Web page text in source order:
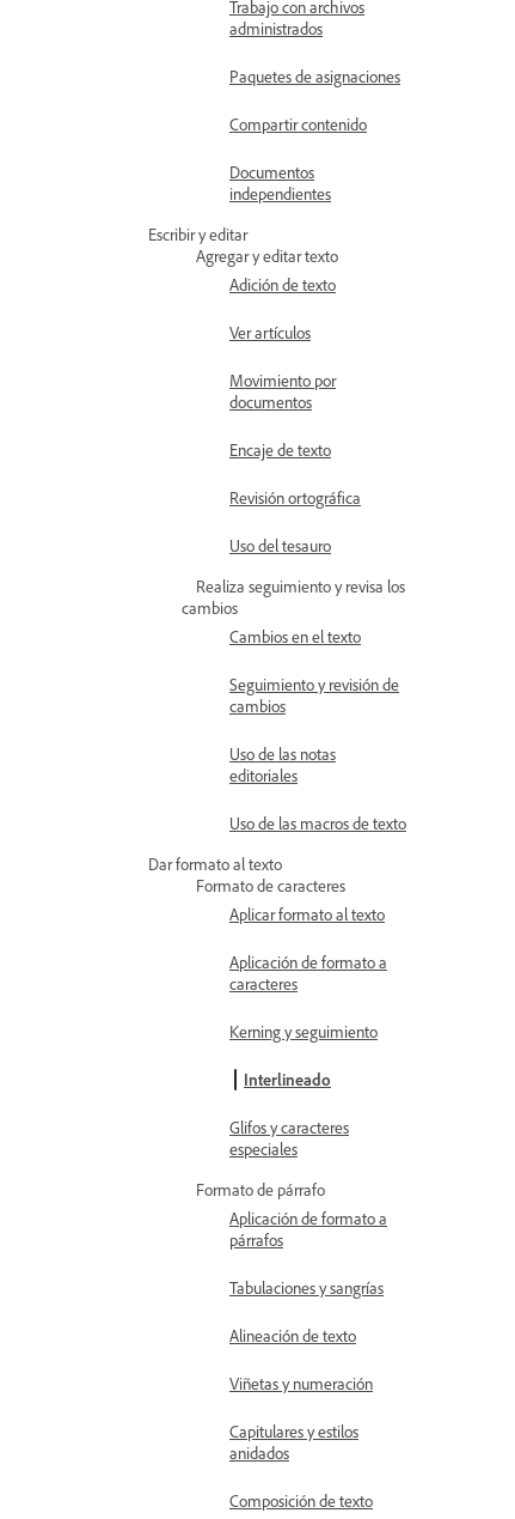
Trabajo con archivos
administrados
Paquetes de asignaciones
Compartir contenido
Documentos
independientes
Escribir y editar
Agregar y editar texto
Adición de texto
Ver artículos
Movimiento por
documentos
Encaje de texto
Revisión ortográfica
Uso del tesauro
Realiza seguimiento y revisa los
cambios
Cambios en el texto
Seguimiento y revisión de
cambios
Uso de las notas
editoriales
Uso de las macros de texto
Dar formato al texto
Formato de caracteres
Aplicar formato al texto
Aplicación de formato a
caracteres
Kerning y seguimiento
Interlineado
Glifos y caracteres
especiales
Formato de párrafo
Aplicación de formato a
párrafos
Tabulaciones y sangrías
Alineación de texto
Viñetas y numeración
Capitulares y estilos
anidados
Composición de texto